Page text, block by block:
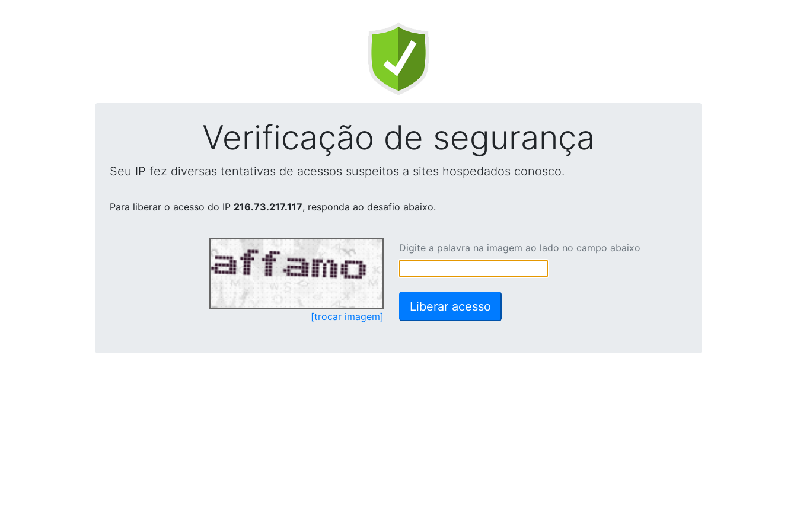
Verificação de segurança
Seu IP fez diversas tentativas de acessos suspeitos a sites hospedados conosco.
Para liberar o acesso do IP 216.73.217.117, responda ao desafio abaixo.
[trocar imagem]
Digite a palavra na imagem ao lado no campo abaixo